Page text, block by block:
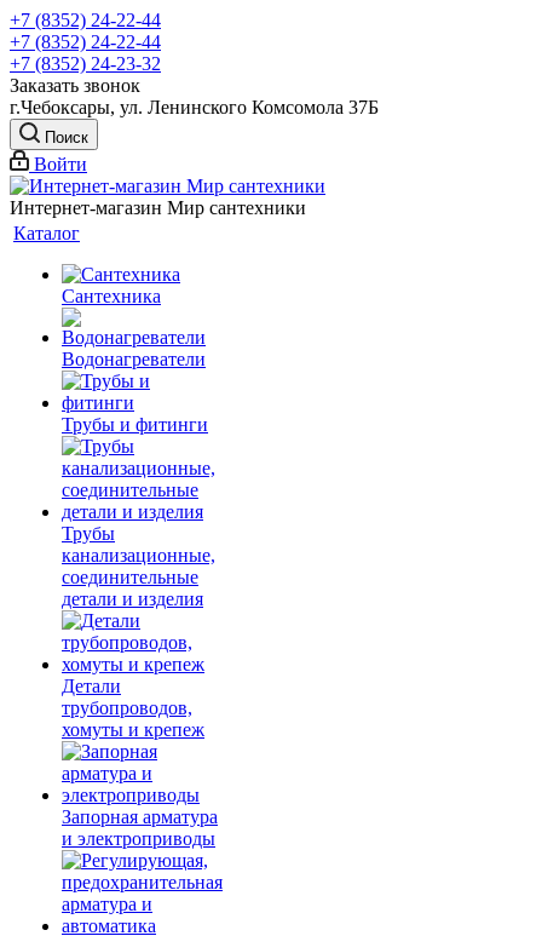
+7 (8352) 24-22-44
+7 (8352) 24-22-44
+7 (8352) 24-23-32
Заказать звонок
г.Чебоксары, ул. Ленинского Комсомола 37Б
Поиск
Войти
Интернет-магазин Мир сантехники
Каталог
Сантехника
Водонагреватели
Трубы и фитинги
Трубы
канализационные,
соединительные
детали и изделия
Детали
трубопроводов,
хомуты и крепеж
Запорная арматура
и электроприводы